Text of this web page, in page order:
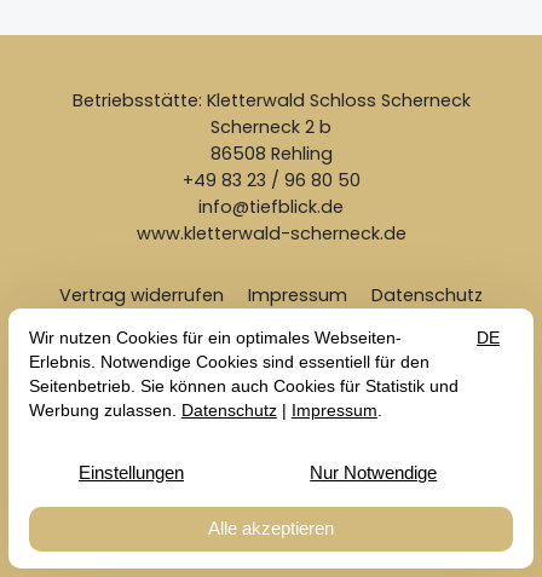
Betriebsstätte: Kletterwald Schloss Scherneck
Scherneck 2 b
86508 Rehling
+49 83 23 / 96 80 50
info@tiefblick.de
www.kletterwald-scherneck.de
Vertrag widerrufen Impressum
Datenschutz
Alle Preise gelten inkl. MwSt. zzgl. Versandkosten
© 2026 Betriebsstätte: Kletterwald Schloss Scherneck
— Site byprointernet